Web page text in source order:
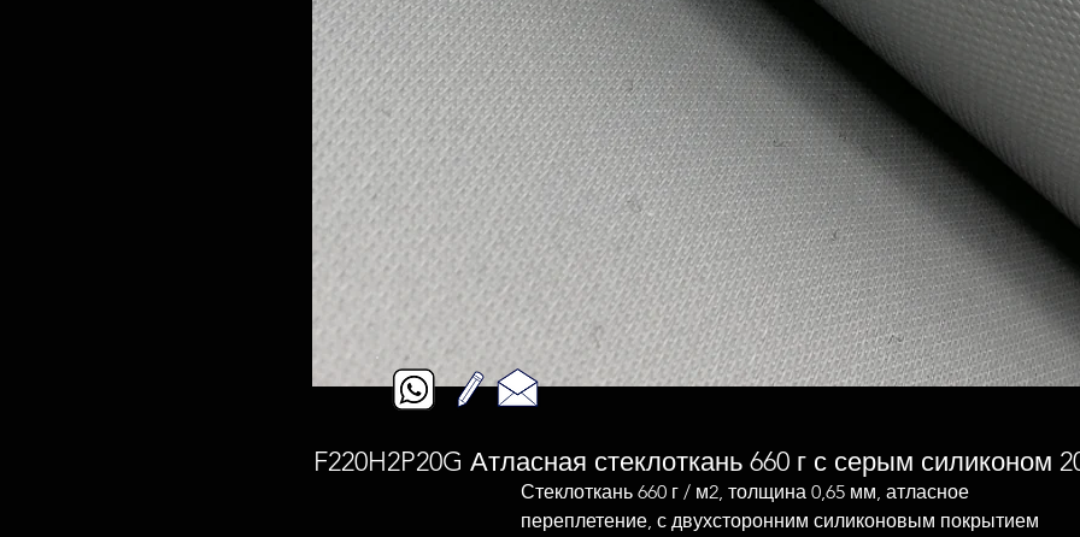
F220H2P20G Атласная стеклоткань 660 г с серым силиконом
Стеклоткань 660 г / м2, толщина 0,65 мм, атласное
переплетение, с двухсторонним силиконовым покрытием